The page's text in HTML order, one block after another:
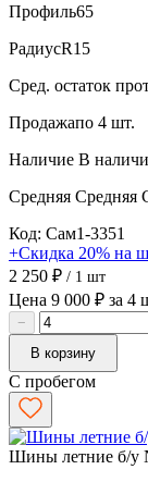
Профиль65
РадиусR15
Сред. остаток
Продажапо 4 шт.
Наличие В
Средняя Средняя
Код: Сам1-3351
+Скидка 20% на
2 250 ₽ / 1 шт
Цена 9 000 ₽ за 4
−
В корзину
С пробегом
Шины летние б/у